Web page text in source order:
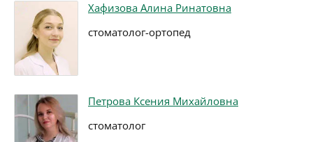
Хафизова Алина Ринатовна
стоматолог-ортопед
Петрова Ксения Михайловна
стоматолог